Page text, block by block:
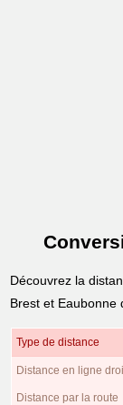
Découvrez la
Brest et Eaubonne
Type de distance
Distance en ligne
Distance par la route